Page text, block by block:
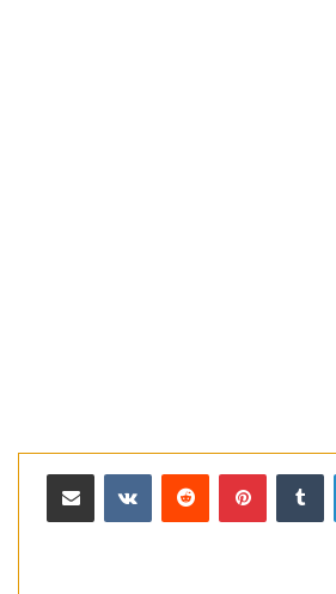
لينكدإن بينتيريست مشاركة عبر البريد